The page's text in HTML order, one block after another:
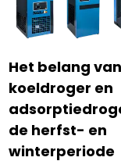
Het belang
koeldroger en
de herfst- en
winterperiode